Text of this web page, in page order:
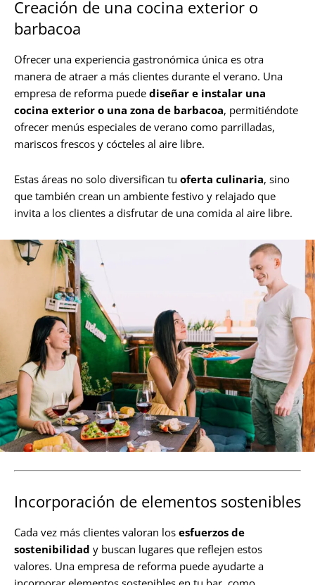
Creación de una cocina exterior o
barbacoa
Ofrecer una experiencia gastronómica única es otra
manera de atraer a más clientes durante el verano. Una
empresa de reforma puede diseñar e instalar una
cocina exterior o una zona de barbacoa, permitiéndote
ofrecer menús especiales de verano como parrilladas,
mariscos frescos y cócteles al aire libre.
Estas áreas no solo diversifican tu oferta culinaria, sino
que también crean un ambiente festivo y relajado que
invita a los clientes a disfrutar de una comida al aire libre.
Incorporación de elementos sostenibles
Cada vez más clientes valoran los esfuerzos de
sostenibilidad y buscan lugares que reflejen estos
valores. Una empresa de reforma puede ayudarte a